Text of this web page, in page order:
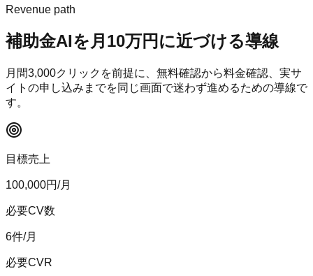
Revenue path
補助金AIを月10万円に近づける導線
月間3,000クリックを前提に、無料確認から料金確認、実サ
イトの申し込みまでを同じ画面で迷わず進めるための導線で
す。
目標売上
100,000円/月
必要CV数
6件/月
必要CVR